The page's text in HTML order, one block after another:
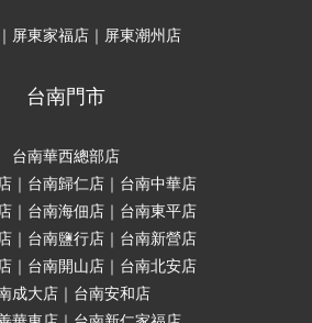
屏東家福店｜屏東潮州店
台南門市
台南華西總部店
｜台南歸仁店｜台南中華店
｜台南海佃店｜台南東平店
｜台南鹽行店｜台南新營店
｜台南開山店｜台南北安店
成大店｜台南安和店